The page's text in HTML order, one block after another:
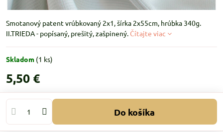
Smotanový patent vrúbkovaný 2x1, šírka 2x55cm, hrúbka 340g.
II.TRIEDA - popísaný, prešitý, zašpinený. Čítajte viac
Skladom (1 ks)
5,50 €
Do košíka